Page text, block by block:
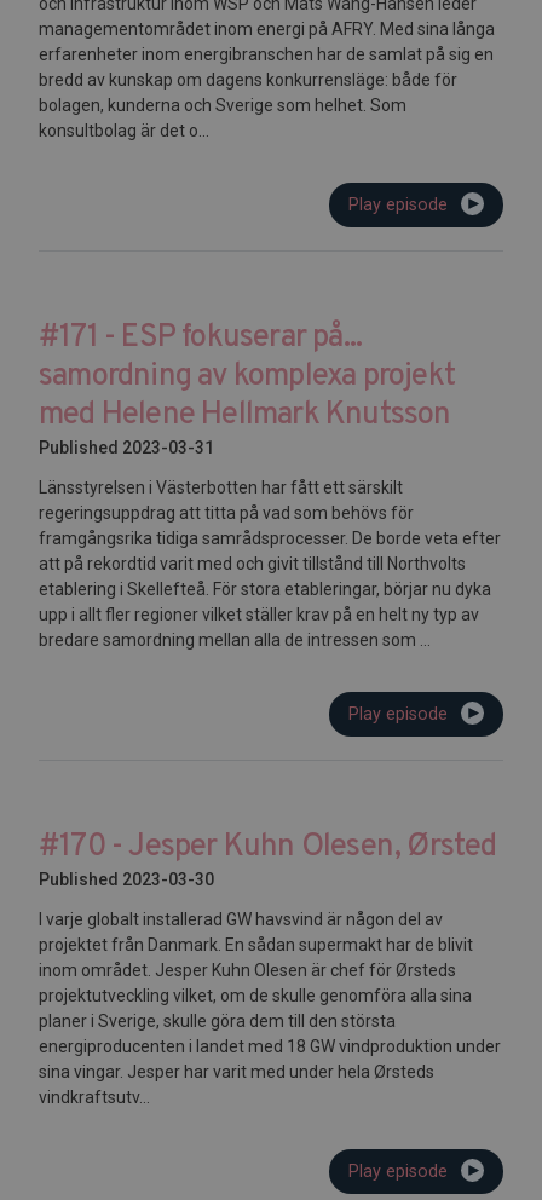
managementområdet inom energi på AFRY. Med sina långa
erfarenheter inom energibranschen har de samlat på sig en
bredd av kunskap om dagens konkurrensläge: både för
bolagen, kunderna och Sverige som helhet. Som
konsultbolag är det o...
Play episode
#171 - ESP fokuserar på...
samordning av komplexa projekt
med Helene Hellmark Knutsson
Published 2023-03-31
Länsstyrelsen i Västerbotten har fått ett särskilt
regeringsuppdrag att titta på vad som behövs för
framgångsrika tidiga samrådsprocesser. De borde veta efter
att på rekordtid varit med och givit tillstånd till Northvolts
etablering i Skellefteå. För stora etableringar, börjar nu dyka
upp i allt fler regioner vilket ställer krav på en helt ny typ av
bredare samordning mellan alla de intressen som ...
Play episode
#170 - Jesper Kuhn Olesen, Ørsted
Published 2023-03-30
I varje globalt installerad GW havsvind är någon del av
projektet från Danmark. En sådan supermakt har de blivit
inom området. Jesper Kuhn Olesen är chef för Ørsteds
projektutveckling vilket, om de skulle genomföra alla sina
planer i Sverige, skulle göra dem till den största
energiproducenten i landet med 18 GW vindproduktion under
sina vingar. Jesper har varit med under hela Ørsteds
vindkraftsutv...
Play episode